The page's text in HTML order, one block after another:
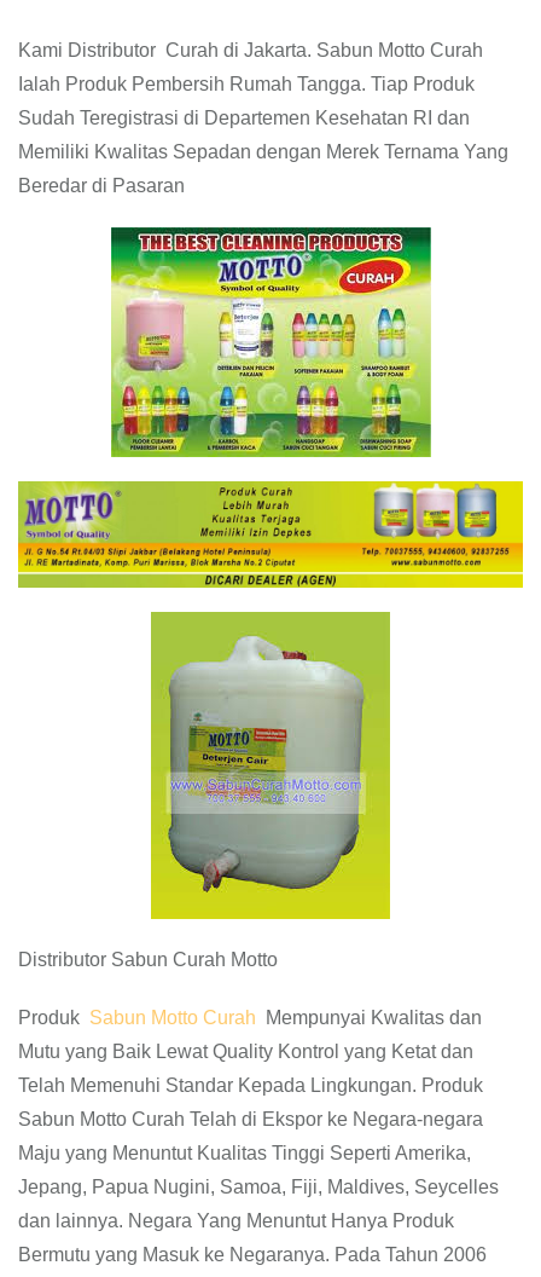
Kami Distributor Curah di Jakarta. Sabun Motto Curah
Ialah Produk Pembersih Rumah Tangga. Tiap Produk
Sudah Teregistrasi di Departemen Kesehatan RI dan
Memiliki Kwalitas Sepadan dengan Merek Ternama Yang
Beredar di Pasaran
Distributor Sabun Curah Motto
Produk Sabun Motto Curah
Mempunyai Kwalitas dan
Mutu yang Baik Lewat Quality Kontrol yang Ketat dan
Telah Memenuhi Standar Kepada Lingkungan. Produk
Sabun Motto Curah Telah di Ekspor ke Negara-negara
Maju yang Menuntut Kualitas Tinggi Seperti Amerika,
Jepang, Papua Nugini, Samoa, Fiji, Maldives, Seycelles
dan lainnya. Negara Yang Menuntut Hanya Produk
Bermutu yang Masuk ke Negaranya. Pada Tahun 2006